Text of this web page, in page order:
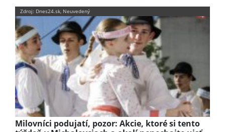
Zdroj: Dnes24.sk, Neuvedený
Milovníci podujatí, pozor: Akcie, ktoré si tento